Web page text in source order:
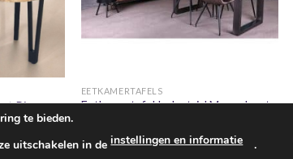
Pisa
EETKAMERTAFELS
Eetkamertafel Industrial Mangohout
449.00-€499.00
Prijsklasse:
€449.00
te bieden.
uitschakelen in deinstellingen en informatie .